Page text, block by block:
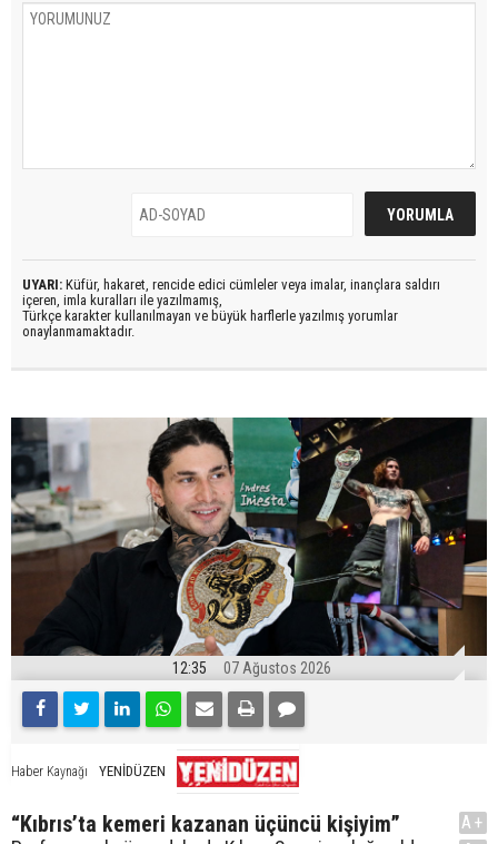
UYARI: Küfür, hakaret, rencide edici cümleler veya imalar, inançlara saldırı
içeren, imla kuralları ile yazılmamış,
Türkçe karakter kullanılmayan ve büyük harflerle yazılmış yorumlar
onaylanmamaktadır.
12:35 07 Ağustos 2026
Haber Kaynağı YENİDÜZEN
“Kıbrıs’ta kemeri kazanan üçüncü kişiyim”
A+